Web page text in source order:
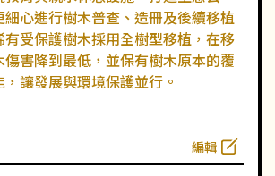
細心進行樹木普查、造冊及後續移植
受保護樹木採用全樹型移植，在移
害降到最低，並保有樹木原本的覆
讓發展與環境保護並行。
編輯